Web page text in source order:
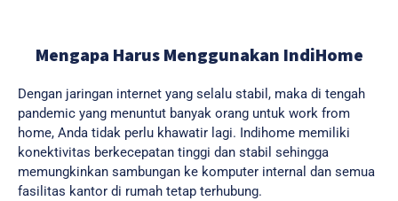
Mengapa Harus Menggunakan IndiHome
Dengan jaringan internet yang selalu stabil, maka di tengah
pandemic yang menuntut banyak orang untuk work from
home, Anda tidak perlu khawatir lagi. Indihome memiliki
konektivitas berkecepatan tinggi dan stabil sehingga
memungkinkan sambungan ke komputer internal dan semua
fasilitas kantor di rumah tetap terhubung.